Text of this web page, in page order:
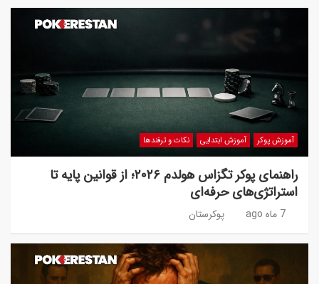
آموزش پوکر آموزش ابتدایی نکات و ترفندها
راهنمای پوکر تگزاس هولدم ۲۰۲۶؛ از قوانین پایه تا
استراتژی‌های حرفه‌ای
7 ماه ago پوکرستان